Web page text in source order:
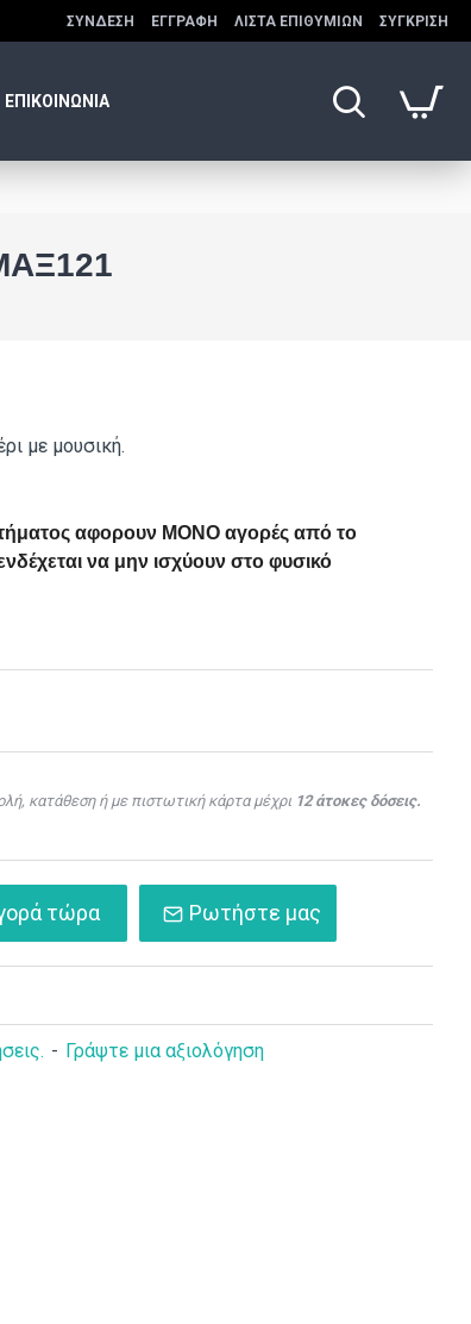
ΣΎΝΔΕΣΗ ΕΓΓΡΑΦΉ ΛΊΣΤΑ ΕΠΙΘΥΜΙΏΝ ΣΎΓΚΡΙΣΗ
ΕΠΙΚΟΙΝΩΝΙΑ
με μουσική.
αφορουν ΜΟΝΟ αγορές από το
να μην ισχύουν στο φυσικό
- Γράψτε μια αξιολόγηση
τώρα Ρωτήστε μας
κατάθεση ή με πιστωτική κάρτα μέχρι 12 άτοκες δόσεις.